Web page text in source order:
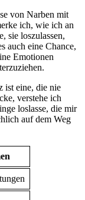
von Narben mit⁢
⁣ich, wie ich⁢ an⁣
sie ⁣loszulassen,
auch ‍eine⁤ Chance,
Emotionen
‌ist eine, ‌die nie
verstehe ich⁤
⁣loslasse, die mir
auf dem Weg